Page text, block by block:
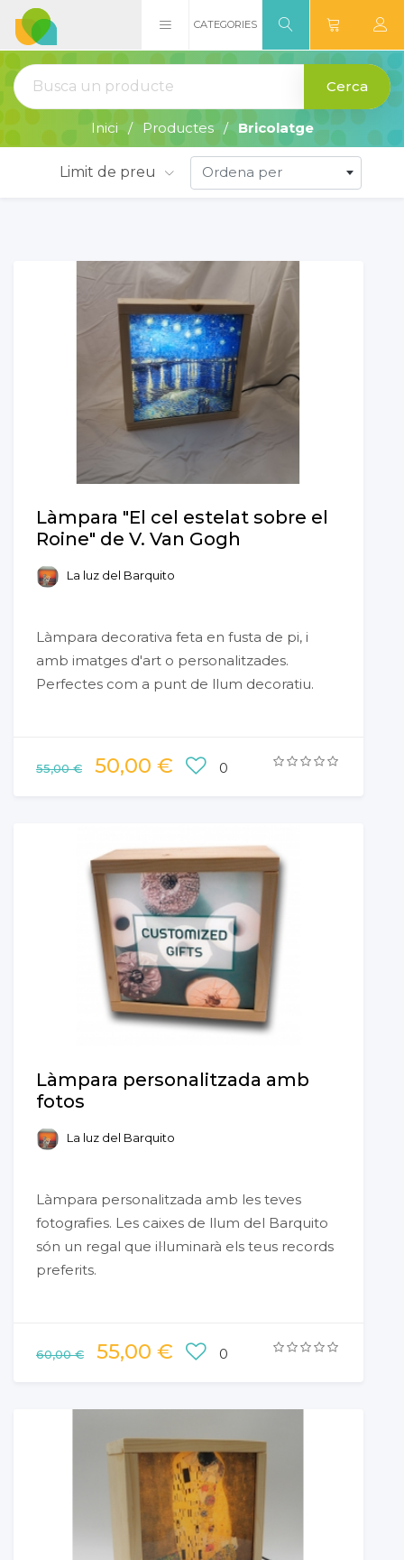
CATEGORIES
Cerca
Inici Productes Bricolatge
Limit de preu Ordena per
Làmpara "El cel estelat sobre el
Roine" de V. Van Gogh
La luz del Barquito
Làmpara decorativa feta en fusta de pi, i
amb imatges d'art o personalitzades.
Perfectes com a punt de llum decoratiu.
55,00 € 50,00 € 0
Làmpara personalitzada amb
fotos
La luz del Barquito
Làmpara personalitzada amb les teves
fotografies. Les caixes de llum del Barquito
són un regal que il·luminarà els teus records
preferits.
60,00 € 55,00 € 0